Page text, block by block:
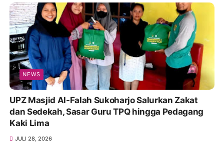
NEWS
UPZ Masjid Al-Falah Sukoharjo Salurkan Zakat
dan Sedekah, Sasar Guru TPQ hingga Pedagang
Kaki Lima
JULI 28, 2026